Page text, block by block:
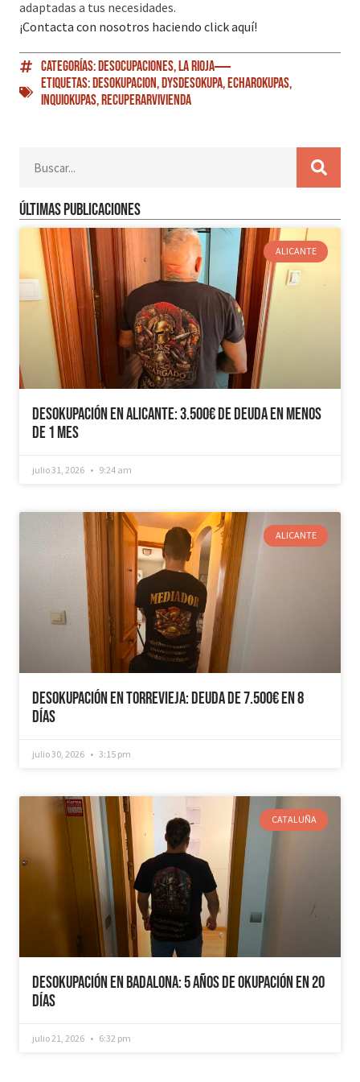
adaptadas a tus necesidades.
¡Contacta con nosotros haciendo click aquí!
Categorías: Desocupaciones, La Rioja
Etiquetas: Desokupacion, DySDesokupa, EcharOkupas,
Inquiokupas, RecuperarVivienda
Últimas publicaciones
ALICANTE
Desokupación en Alicante: 3.500€ de Deuda en Menos
de 1 mes
julio 31, 2026 9:24 am
ALICANTE
Desokupación en Torrevieja: Deuda de 7.500€ en 8
días
julio 30, 2026 3:15 pm
CATALUÑA
Desokupación en Badalona: 5 años de Okupación en 20
días
julio 21, 2026 6:32 pm